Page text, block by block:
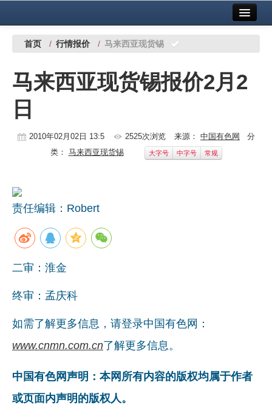
中国有色金属报社主办 广告服务
铜镍铅锌
铝
稀有稀土
科技
镁钛
地矿 建设
党建工作
企业文化
首页 / 行情报价 / 马来西亚现货锡
马来西亚现货锡报价2月2
日
2010年02月02日 13:5 2525次浏览 来源： 中国有色网
分
类： 马来西亚现货锡 大字号 中字号 常规
责任编辑：Robert
二审：淮金
终审：孟庆科
如需了解更多信息，请登录中国有色网：
www.cnmn.com.cn了解更多信息。
中国有色网声明：本网所有内容的版权均属于作者
或页面内声明的版权人。